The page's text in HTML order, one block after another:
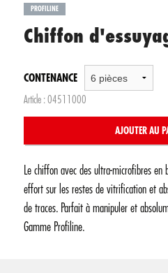
PROFILINE
Chiffon
CONTENANCE
Article :04511000
AJOUTER AU
Le chiffon avec des ultra-microfibres en
effort sur les restes de vitrification et
de traces. Parfait à manipuler et
Gamme Profiline.